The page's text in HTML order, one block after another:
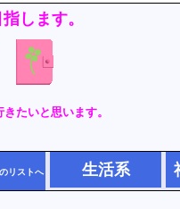
します。
たいと思います。
リストへ 生活系